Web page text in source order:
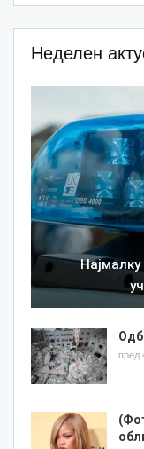
Неделен
пред